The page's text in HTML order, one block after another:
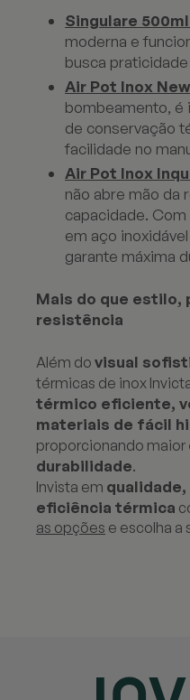
Singulare
moderna e
busca
Air Pot Inox
bombeamento, é
de conservação
facilidade no
Air Pot Inox
não abre mão da
capacidade.
em aço
garante máxima
Mais do que estilo,
resistência
Além do visual
térmicas de inox
térmico eficiente,
materiais de fácil
proporcionando maior
durabilidade.
Invista em
eficiência térmica
as opções e escolha a